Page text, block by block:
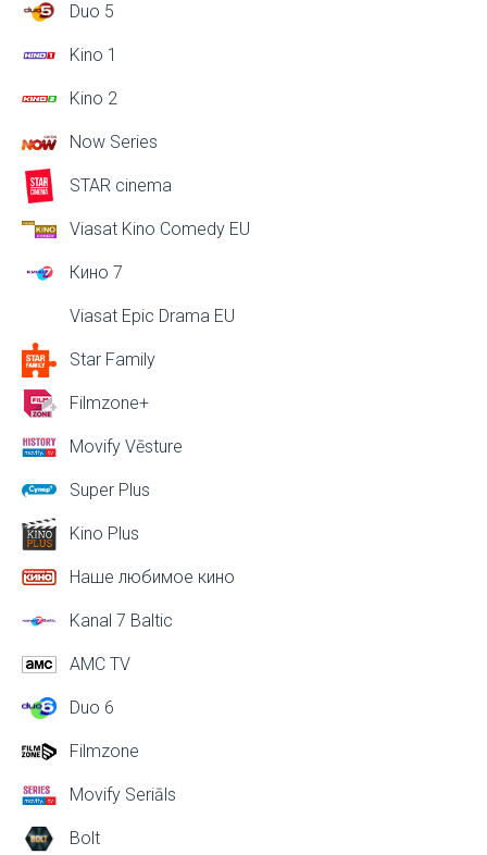
Duo 5
Kino 1
Kino 2
Now Series
STAR cinema
Viasat Kino Comedy EU
Кино 7
Viasat Epic Drama EU
Star Family
Filmzone+
Movify Vēsture
Super Plus
Kino Plus
Наше любимое кино
Kanal 7 Baltic
AMC TV
Duo 6
Filmzone
Movify Seriāls
Bolt